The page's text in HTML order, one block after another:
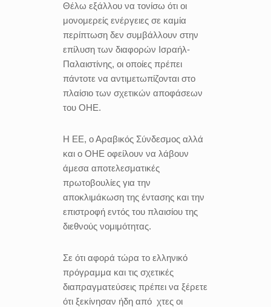
Θέλω εξάλλου να τονίσω ότι οι
μονομερείς ενέργειες σε καμία
περίπτωση δεν συμβάλλουν στην
επίλυση των διαφορών Ισραήλ-
Παλαιστίνης, οι οποίες πρέπει
πάντοτε να αντιμετωπίζονται στο
πλαίσιο των σχετικών αποφάσεων
του ΟΗΕ.
Η ΕΕ, ο Αραβικός Σύνδεσμος αλλά
και ο ΟΗΕ οφείλουν να λάβουν
άμεσα αποτελεσματικές
πρωτοβουλίες για την
αποκλιμάκωση της έντασης και την
επιστροφή εντός του πλαισίου της
διεθνούς νομιμότητας.
Σε ότι αφορά τώρα το ελληνικό
πρόγραμμα και τις σχετικές
διαπραγματεύσεις πρέπει να ξέρετε
ότι ξεκίνησαν ήδη από χτες οι